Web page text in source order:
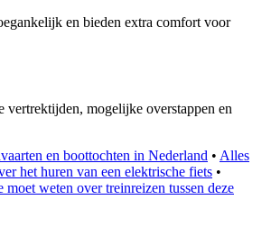
en bieden extra comfort voor
vertrektijden, mogelijke overstappen en
en boottochten in Nederland • Alles
het huren van een elektrische fiets •
weten over treinreizen tussen deze